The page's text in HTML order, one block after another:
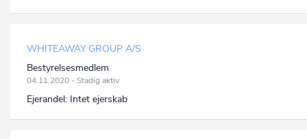
WHITEAWAY GROUP A/S
Bestyrelsesmedlem
04.11.2020 - Stadig aktiv
Ejerandel: Intet ejerskab